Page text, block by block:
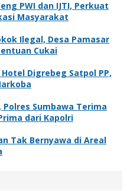
PWI dan IJTI, Perkuat
Masyarakat
Ilegal, Desa Pamasar
Cukai
Digrebeg Satpol PP,
Sumbawa Terima
dari Kapolri
Tak Bernyawa di Areal